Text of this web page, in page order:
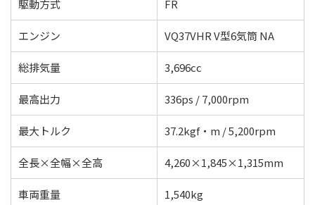
駆動方式 FR
エンジン VQ37VHR V型6気筒 NA
総排気量 3,696cc
最高出力 336ps / 7,000rpm
最大トルク 37.2kgf・m / 5,200rpm
全長×全幅×全高 4,260×1,845×1,315mm
車両重量 1,540kg